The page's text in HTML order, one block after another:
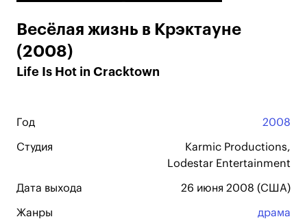
Весёлая жизнь в Крэктауне
(2008)
Life Is Hot in Cracktown
Год 2008
Студия
Karmic Productions,
Lodestar Entertainment
Дата выхода 26 июня 2008 (США)
Жанры драма